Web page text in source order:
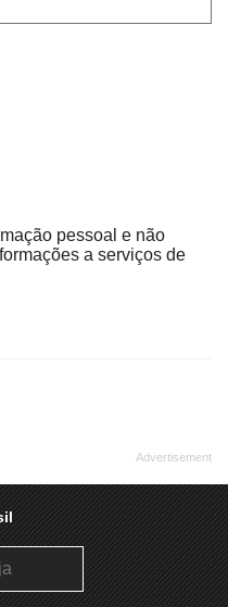
pessoal e não
a serviços de